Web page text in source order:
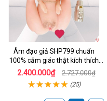
Âm đạo giả SHP799 chuẩn
100% cảm giác thật kích thích
người dùng
2.400.000₫ 2.727.000₫
(25)